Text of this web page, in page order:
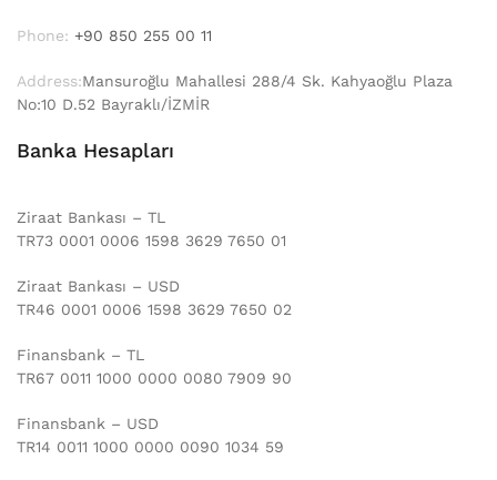
Phone: +90 850 255 00 11
Address:Mansuroğlu Mahallesi 288/4 Sk. Kahyaoğlu Plaza
No:10 D.52 Bayraklı/İZMİR
Banka Hesapları
Ziraat Bankası – TL
TR73 0001 0006 1598 3629 7650 01
Ziraat Bankası – USD
TR46 0001 0006 1598 3629 7650 02
Finansbank – TL
TR67 0011 1000 0000 0080 7909 90
Finansbank – USD
TR14 0011 1000 0000 0090 1034 59